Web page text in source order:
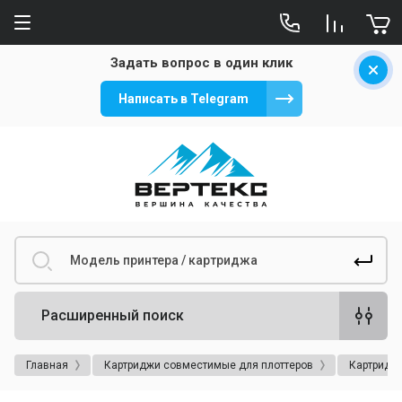
Задать вопрос в один клик
Написать в Telegram
Расширенный поиск
Главная Картриджи совместимые для плоттеров